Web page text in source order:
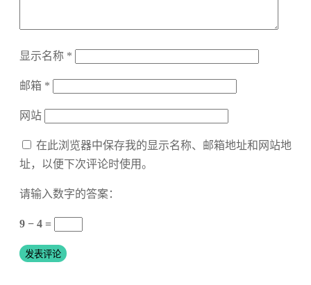
显示名称 *
邮箱 *
网站
在此浏览器中保存我的显示名称、邮箱地址和网站地
址，以便下次评论时使用。
请输入数字的答案：
9 − 4 =